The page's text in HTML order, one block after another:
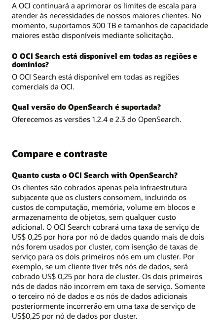
A OCI continuará a aprimorar os limites de escala para
atender às necessidades de nossos maiores clientes. No
momento, suportamos 300 TB e tamanhos de capacidade
maiores estão disponíveis mediante solicitação.
O OCI Search está disponível em todas as regiões e
domínios?
O OCI Search está disponível em todas as regiões
comerciais da OCI.
Qual versão do OpenSearch é suportada?
Oferecemos as versões 1.2.4 e 2.3 do OpenSearch.
Compare e contraste
Quanto custa o OCI Search with OpenSearch?
Os clientes são cobrados apenas pela infraestrutura
subjacente que os clusters consomem, incluindo os
custos de computação, memória, volume em blocos e
armazenamento de objetos, sem qualquer custo
adicional. O OCI Search cobrará uma taxa de serviço de
US$ 0,25 por hora por nó de dados quando mais de dois
nós forem usados por cluster, com isenção de taxas de
serviço para os dois primeiros nós em um cluster. Por
exemplo, se um cliente tiver três nós de dados, será
cobrado US$ 0,25 por hora de cluster. Os dois primeiros
nós de dados não incorrem em taxa de serviço. Somente
o terceiro nó de dados e os nós de dados adicionais
posteriormente incorrerão em uma taxa de serviço de
US$0,25 por nó de dados por cluster.